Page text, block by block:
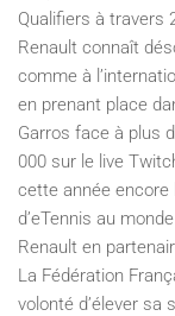
Qualifiers à travers
Renault connaît
comme à
en prenant place
Garros face à plus
000 sur le live
cette année encore
d’eTennis au
Renault en
La Fédération
volonté d’élever sa